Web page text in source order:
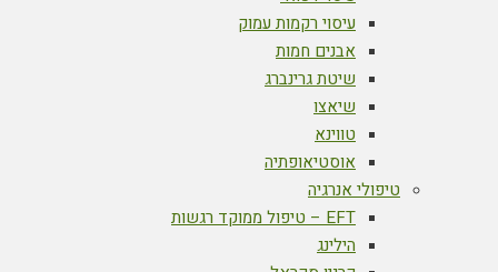
עיסוי רקמות עמוק
אבנים חמות
שיטת גרינברג
שיאצו
טווינא
אוסטיאופתיה
טיפולי אנרגיה
EFT – טיפול ממוקד רגשות
הילינג